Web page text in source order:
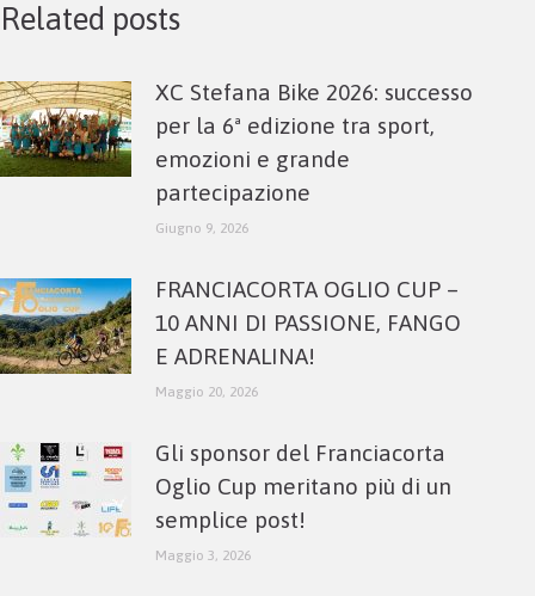
Related posts
XC Stefana Bike 2026: successo
per la 6ª edizione tra sport,
emozioni e grande
partecipazione
Giugno 9, 2026
FRANCIACORTA OGLIO CUP –
10 ANNI DI PASSIONE, FANGO
E ADRENALINA!
Maggio 20, 2026
Gli sponsor del Franciacorta
Oglio Cup meritano più di un
semplice post!
Maggio 3, 2026